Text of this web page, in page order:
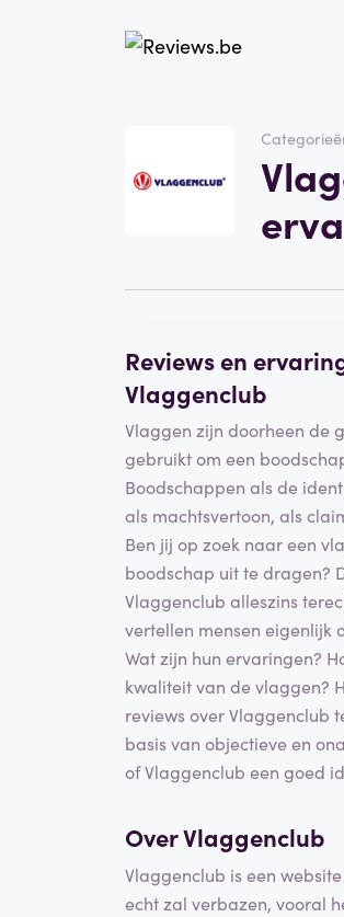
Categorie
Schrijf een
Reviews en
Vlaggenclub
Vlaggen zijn doorheen de
gebruikt om een
Boodschappen als de
als machtsvertoon, als
Ben jij op zoek naar een
boodschap uit te dragen?
Vlaggenclub alleszins
vertellen mensen eigenlijk
Wat zijn hun ervaringen?
kwaliteit van de vlaggen?
reviews over Vlaggenclub
basis van objectieve en
of Vlaggenclub een goed
Over Vlaggenclub
Vlaggenclub is een
echt zal verbazen, vooral